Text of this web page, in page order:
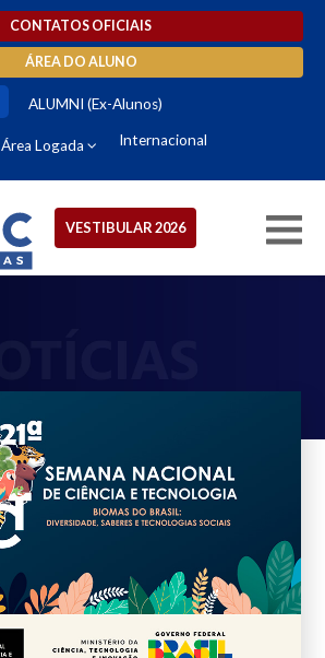
CONTATOS OFICIAIS
ÁREA DO ALUNO
ALUMNI (Ex-Alunos)
Área Logada Internacional
VESTIBULAR 2026